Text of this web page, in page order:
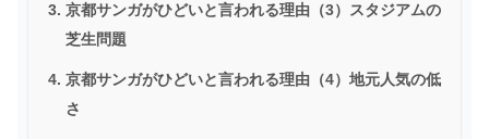
京都サンガがひどいと言われる理由（3）スタジアムの
芝生問題
京都サンガがひどいと言われる理由（4）地元人気の低
さ